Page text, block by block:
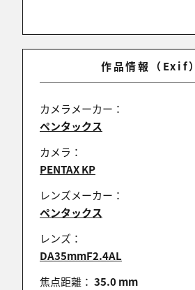
作品情報（Exif）
カメラメーカー：
ペンタックス
カメラ：
PENTAX KP
レンズメーカー：
ペンタックス
レンズ：
DA35mmF2.4AL
焦点距離： 35.0 mm